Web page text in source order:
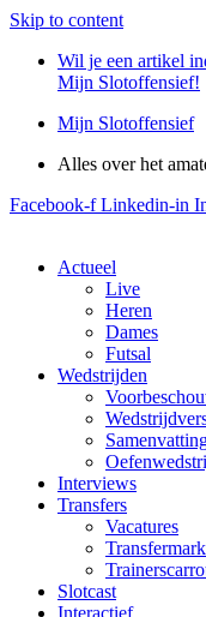
Skip to content
Wil je een artikel
Mijn Slotoffensief!
Mijn Slotoffensief
Alles over het
Facebook-f Linkedin-in
Actueel
Live
Heren
Dames
Futsal
Wedstrijden
Interviews
Transfers
Vacatures
Slotcast
Interactief